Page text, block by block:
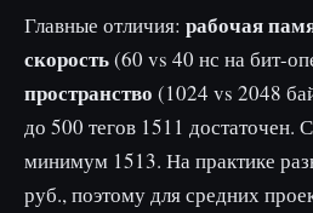
Главные отличия: рабочая
скорость(60 vs 40 нс на бит-
пространство (1024 vs 2048
до 500 тегов 1511
минимум 1513. На практике
руб., поэтому для средних